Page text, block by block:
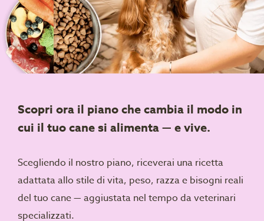
Scopri ora il piano che cambia il modo in
cui il tuo cane si alimenta — e vive.
Scegliendo il nostro piano, riceverai una ricetta
adattata allo stile di vita, peso, razza e bisogni reali
del tuo cane — aggiustata nel tempo da veterinari
specializzati.